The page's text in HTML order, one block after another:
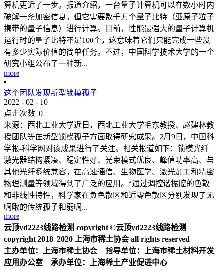
算机更近了一步。报道介绍，一台量子计算机可以在数小时内
破解一条加密信息，但它需要数千万个量子比特（亚原子粒子
携带的量子信息）进行计算。目前，性能最强大的量子计算机
运行时的量子比特不足100个，这意味着它们只能完成一些没
有多少实际价值的简单任务。不过，中国科学技术大学的一个
研究小组公布了一种新...
more
这个团队发现新型锁模孤子
2022 - 02 - 10
点击次数: 0
来源：西北工业大学近日，西北工业大学毛东教授、赵建林教
授团队等在新型锁模孤子方面取得研究成果。2月9日，中国科
学报-科学网对该成果进行了关注。相关报道如下：锁模光纤
激光器结构紧凑、稳定性好、光束模式优良、峰值功率高、与
其他光纤系统兼容，在高速通信、生物医学、激光加工和精密
物理测量等领域得到了广泛的应用。“通过调控谐振腔的色散
和非线性特性，科学家在负色散区和近零色散区分别发现了无
啁啾的传统孤子和弱啁...
more
云顶yd2223线路检测 copyright ©云顶yd2223线路检测
copyright 2018 2020 上海市稀土协会 all rights reserved
主办单位：上海市稀土协会 指导单位：上海市稀土材料开发
应用办公室 承办单位：上海稀土产业促进中心